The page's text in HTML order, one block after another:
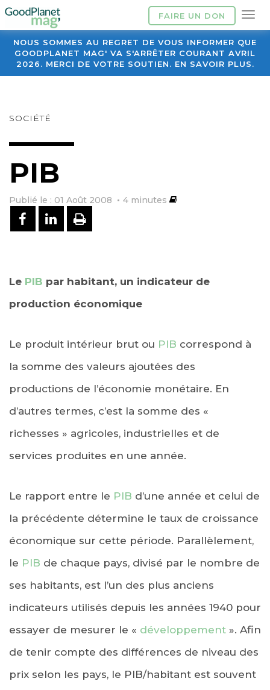
FAIRE UN DON
NOUS SOMMES AU REGRET DE VOUS INFORMER QUE
GOODPLANET MAG' VA S'ARRÊTER COURANT AVRIL
2026. MERCI DE VOTRE SOUTIEN. EN SAVOIR PLUS.
SOCIÉTÉ
PIB
Publié le : 01 Août 2008 4 minutes
PARTAGER SUR FACEBOOK
PARTAGER SUR LINKEDIN
IMPRIMER
Le PIB par habitant, un indicateur de
production économique
Le produit intérieur brut ou PIB correspond à
la somme des valeurs ajoutées des
productions de l’économie monétaire. En
d’autres termes, c’est la somme des «
richesses » agricoles, industrielles et de
services produites en une année.
Le rapport entre le PIB d’une année et celui de
la précédente détermine le taux de croissance
économique sur cette période. Parallèlement,
le PIB de chaque pays, divisé par le nombre de
ses habitants, est l’un des plus anciens
indicateurs utilisés depuis les années 1940 pour
essayer de mesurer le « développement ». Afin
de tenir compte des différences de niveau des
prix selon les pays, le PIB/habitant est souvent